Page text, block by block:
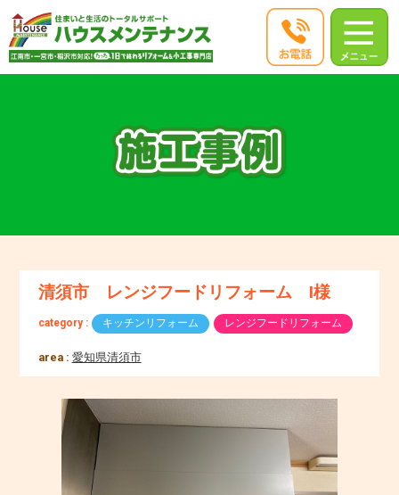
清須市 レンジフードリフォーム I様
category : キッチンリフォーム レンジフードリフォーム
area : 愛知県清須市